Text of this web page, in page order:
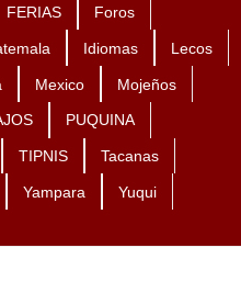
FERIAS Foros
Idiomas Lecos
Mexico Mojeños
PUQUINA
TIPNIS Tacanas
Yampara Yuqui